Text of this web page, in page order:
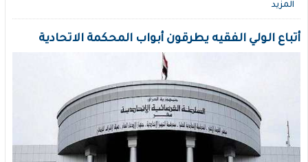
المزيد
أتباع الولي الفقيه يطرقون أبواب المحكمة الاتحادية